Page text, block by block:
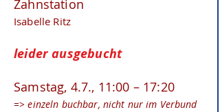
Zahnstation
Isabelle Ritz
leider ausgebucht
Samstag, 4.7., 11:00 – 17:20
=> einzeln buchbar, nicht nur im Verbund